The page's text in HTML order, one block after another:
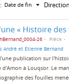
Date de fin
26 Pièce
André et Étienne Bernand
publication sur
à Louqsor. Le
des fouilles